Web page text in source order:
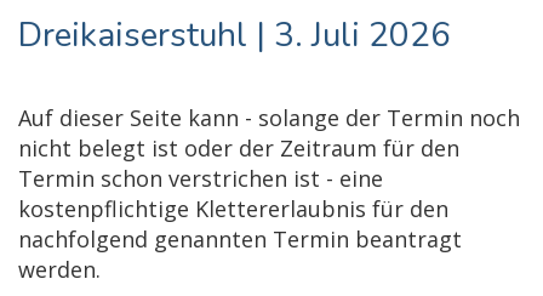
Dreikaiserstuhl | 3. Juli 2026
Auf dieser Seite kann - solange der Termin noch
nicht belegt ist oder der Zeitraum für den
Termin schon verstrichen ist - eine
kostenpflichtige Klettererlaubnis für den
nachfolgend genannten Termin beantragt
werden.